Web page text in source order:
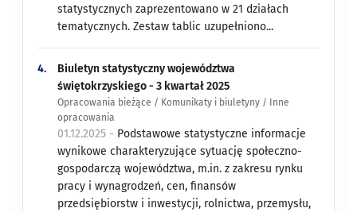
statystycznych zaprezentowano w 21 działach
tematycznych. Zestaw tablic uzupełniono...
4.
Biuletyn statystyczny województwa
świętokrzyskiego - 3 kwartał 2025
Opracowania bieżące / Komunikaty i biuletyny / Inne
opracowania
01.12.2025 - Podstawowe statystyczne informacje
wynikowe charakteryzujące sytuację społeczno-
gospodarczą województwa, m.in. z zakresu rynku
pracy i wynagrodzeń, cen, finansów
przedsiębiorstw i inwestycji, rolnictwa, przemysłu,